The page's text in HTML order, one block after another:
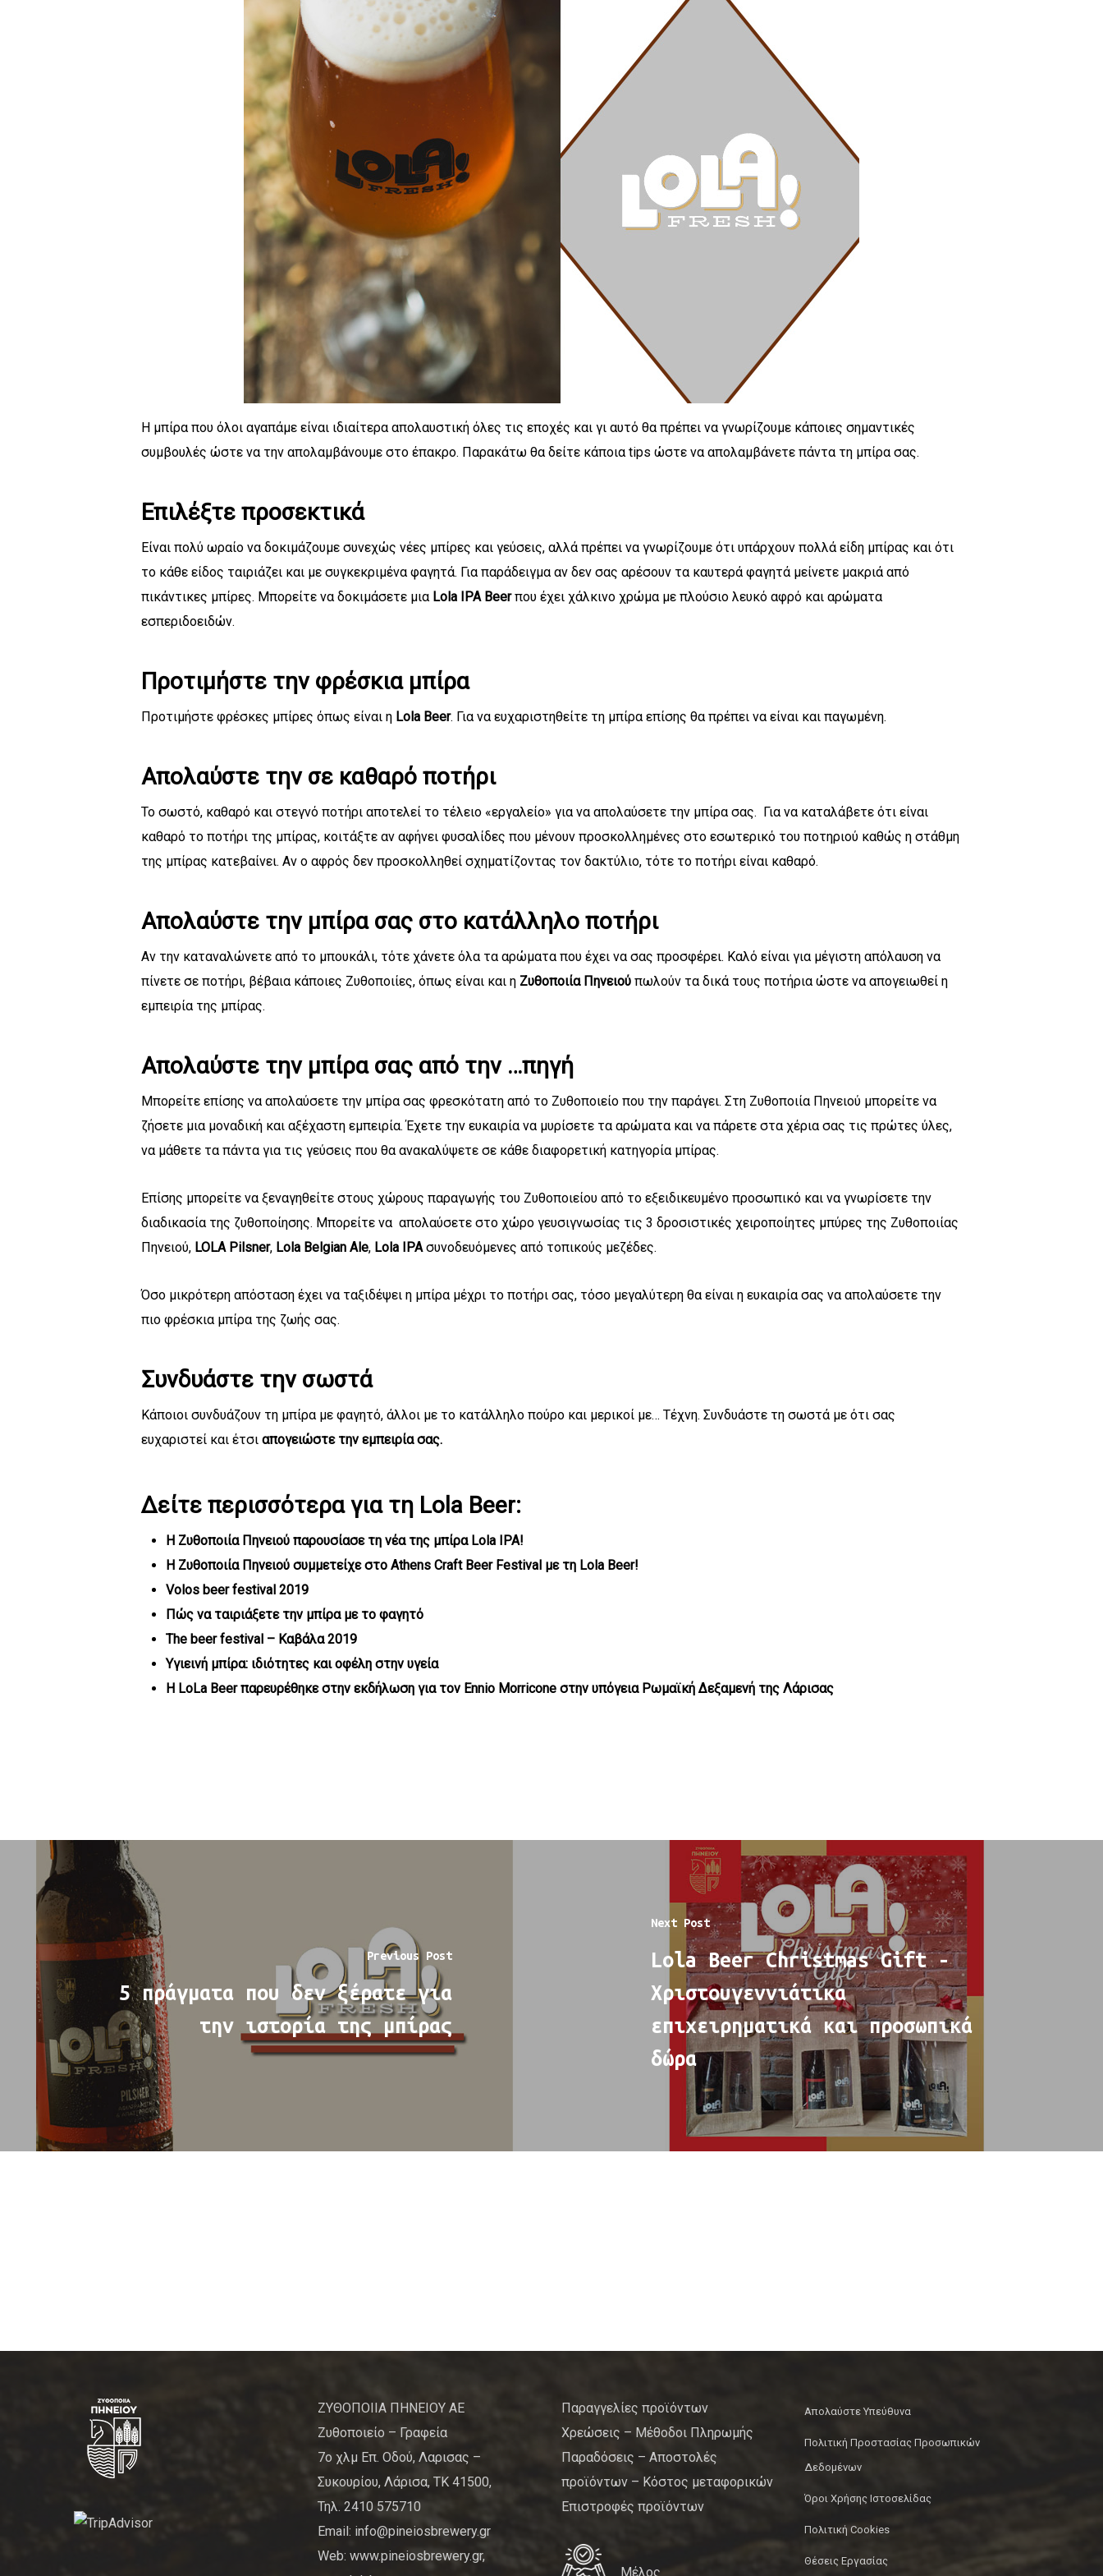
Η μπίρα που όλοι αγαπάμε είναι ιδιαίτερα απολαυστική όλες τις εποχές και γι αυτό θα πρέπει να γνωρίζουμε κάποιες σημαντικές
συμβουλές ώστε να την απολαμβάνουμε στο έπακρο. Παρακάτω θα δείτε κάποια tips ώστε να απολαμβάνετε πάντα τη μπίρα σας.
Επιλέξτε προσεκτικά
Είναι πολύ ωραίο να δοκιμάζουμε συνεχώς νέες μπίρες και γεύσεις, αλλά πρέπει να γνωρίζουμε ότι υπάρχουν πολλά είδη μπίρας και ότι
το κάθε είδος ταιριάζει και με συγκεκριμένα φαγητά. Για παράδειγμα αν δεν σας αρέσουν τα καυτερά φαγητά μείνετε μακριά από
πικάντικες μπίρες. Μπορείτε να δοκιμάσετε μια Lola IPA Beerπου έχει χάλκινο χρώμα με πλούσιο λευκό αφρό και αρώματα
εσπεριδοειδών.
Προτιμήστε την φρέσκια μπίρα
Προτιμήστε φρέσκες μπίρες όπως είναι η Lola Beer. Για να ευχαριστηθείτε τη μπίρα επίσης θα πρέπει να είναι και παγωμένη.
Απολαύστε την σε καθαρό ποτήρι
Το σωστό, καθαρό και στεγνό ποτήρι αποτελεί το τέλειο «εργαλείο» για να απολαύσετε την μπίρα σας. Για να καταλάβετε ότι είναι
καθαρό το ποτήρι της μπίρας, κοιτάξτε αν αφήνει φυσαλίδες που μένουν προσκολλημένες στο εσωτερικό του ποτηριού καθώς η στάθμη
της μπίρας κατεβαίνει. Αν ο αφρός δεν προσκολληθεί σχηματίζοντας τον δακτύλιο, τότε το ποτήρι είναι καθαρό.
Απολαύστε την μπίρα σας στο κατάλληλο ποτήρι
Αν την καταναλώνετε από το μπουκάλι, τότε χάνετε όλα τα αρώματα που έχει να σας προσφέρει. Καλό είναι για μέγιστη απόλαυση να
πίνετε σε ποτήρι, βέβαια κάποιες Ζυθοποιίες, όπως είναι και η Ζυθοποιία Πηνειού πωλούν τα δικά τους ποτήρια ώστε να απογειωθεί η
εμπειρία της μπίρας.
Απολαύστε την μπίρα σας από την …πηγή
Μπορείτε επίσης να απολαύσετε την μπίρα σας φρεσκότατη από το Ζυθοποιείο που την παράγει. Στη Ζυθοποιία Πηνειού μπορείτε να
ζήσετε μια μοναδική και αξέχαστη εμπειρία. Έχετε την ευκαιρία να μυρίσετε τα αρώματα και να πάρετε στα χέρια σας τις πρώτες ύλες,
να μάθετε τα πάντα για τις γεύσεις που θα ανακαλύψετε σε κάθε διαφορετική κατηγορία μπίρας.
Επίσης μπορείτε να ξεναγηθείτε στους χώρους παραγωγής του Ζυθοποιείου από το εξειδικευμένο προσωπικό και να γνωρίσετε την
διαδικασία της ζυθοποίησης. Μπορείτε να απολαύσετε στο χώρο γευσιγνωσίας τις 3 δροσιστικές χειροποίητες μπύρες της Ζυθοποιίας
Πηνειού, LOLA Pilsner, Lola Belgian Ale, Lola IPAσυνοδευόμενες από τοπικούς μεζέδες.
Όσο μικρότερη απόσταση έχει να ταξιδέψει η μπίρα μέχρι το ποτήρι σας, τόσο μεγαλύτερη θα είναι η ευκαιρία σας να απολαύσετε την
πιο φρέσκια μπίρα της ζωής σας.
Συνδυάστε την σωστά
Κάποιοι συνδυάζουν τη μπίρα με φαγητό, άλλοι με το κατάλληλο πούρο και μερικοί με… Τέχνη. Συνδυάστε τη σωστά με ότι σας
ευχαριστεί και έτσι απογειώστε την εμπειρία σας.
Δείτε περισσότερα για τη Lola Beer:
Η Ζυθοποιία Πηνειού παρουσίασε τη νέα της μπίρα Lola IPA!
Η Ζυθοποιία Πηνειού συμμετείχε στο Athens Craft Beer Festival με τη Lola Beer!
Volos beer festival 2019
Πώς να ταιριάξετε την μπίρα με το φαγητό
The beer festival – Καβάλα 2019
Υγιεινή μπίρα: ιδιότητες και οφέλη στην υγεία
Η LoLa Beer παρευρέθηκε στην εκδήλωση για τον Ennio Morricone στην υπόγεια Ρωμαϊκή Δεξαμενή της Λάρισας
Previous Post
5 πράγματα που δεν ξέρατε για
την ιστορία της μπίρας
Next Post
Lola Beer Christmas Gift -
Χριστουγεννιάτικα
επιχειρηματικά και προσωπικά
δώρα
ΖΥΘΟΠΟΙΙΑ ΠΗΝΕΙΟΥ ΑΕ
Ζυθοποιείο – Γραφεία
7ο χλμ Επ. Οδού, Λαρισας –
Συκουρίου, Λάρισα, ΤΚ 41500,
Τηλ. 2410 575710
Email: info@pineiosbrewery.gr
Web: www.pineiosbrewery.gr,
Παραγγελίες προϊόντων
Χρεώσεις – Μέθοδοι Πληρωμής
Παραδόσεις – Αποστολές
προϊόντων – Κόστος μεταφορικών
Επιστροφές προϊόντων
Μέλος
Απολαύστε Υπεύθυνα
Πολιτική Προστασίας Προσωπικών
Δεδομένων
Όροι Χρήσης Ιστοσελίδας
Πολιτική Cookies
Θέσεις Εργασίας